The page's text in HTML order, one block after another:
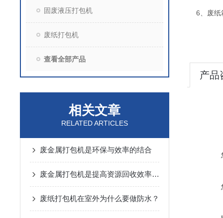
固废液压打包机
废纸打包机
查看全部产品
相关文章
RELATED ARTICLES
废金属打包机是环保与效率的结合
废金属打包机是提高资源回收效率的环保设备
废纸打包机在室外为什么要做防水？
6、废纸
产品